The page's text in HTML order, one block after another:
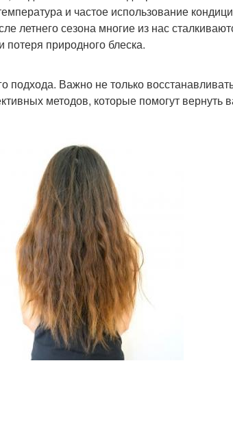
и частое использование
летнего сезона многие из нас
природного блеска.
подхода. Важно не только
методов, которые помогут вернуть